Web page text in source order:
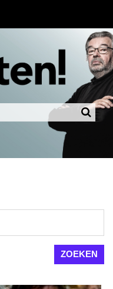
LOGIN